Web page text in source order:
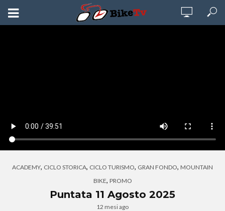
ACADEMY, CICLO STORICA, CICLO TURISMO, GRAN FONDO, MOUNTAIN
BIKE, PROMO
Puntata 11 Agosto 2025
12 mesi ago